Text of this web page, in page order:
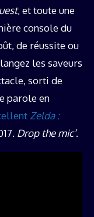
, et toute une
console du
de réussite ou
les saveurs
sorti de
parole en
Zelda :
Drop the mic’.